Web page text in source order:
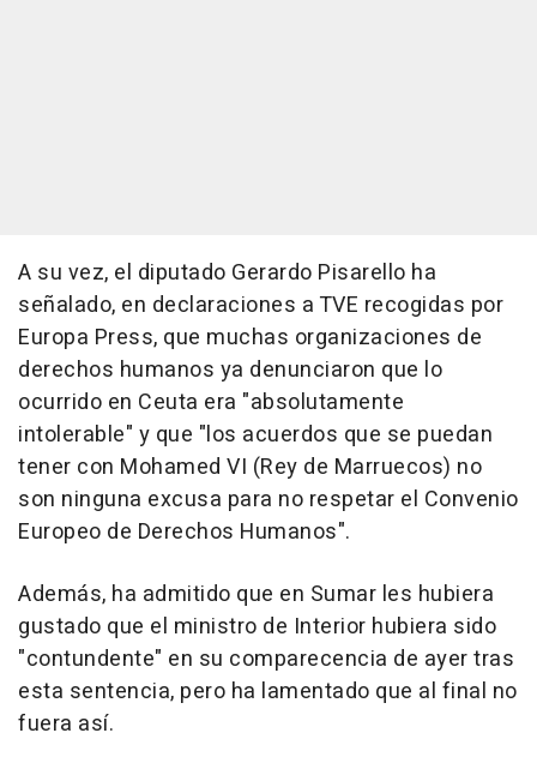
A su vez, el diputado Gerardo Pisarello ha
señalado, en declaraciones a TVE recogidas por
Europa Press, que muchas organizaciones de
derechos humanos ya denunciaron que lo
ocurrido en Ceuta era "absolutamente
intolerable" y que "los acuerdos que se puedan
tener con Mohamed VI (Rey de Marruecos) no
son ninguna excusa para no respetar el Convenio
Europeo de Derechos Humanos".
Además, ha admitido que en Sumar les hubiera
gustado que el ministro de Interior hubiera sido
"contundente" en su comparecencia de ayer tras
esta sentencia, pero ha lamentado que al final no
fuera así.